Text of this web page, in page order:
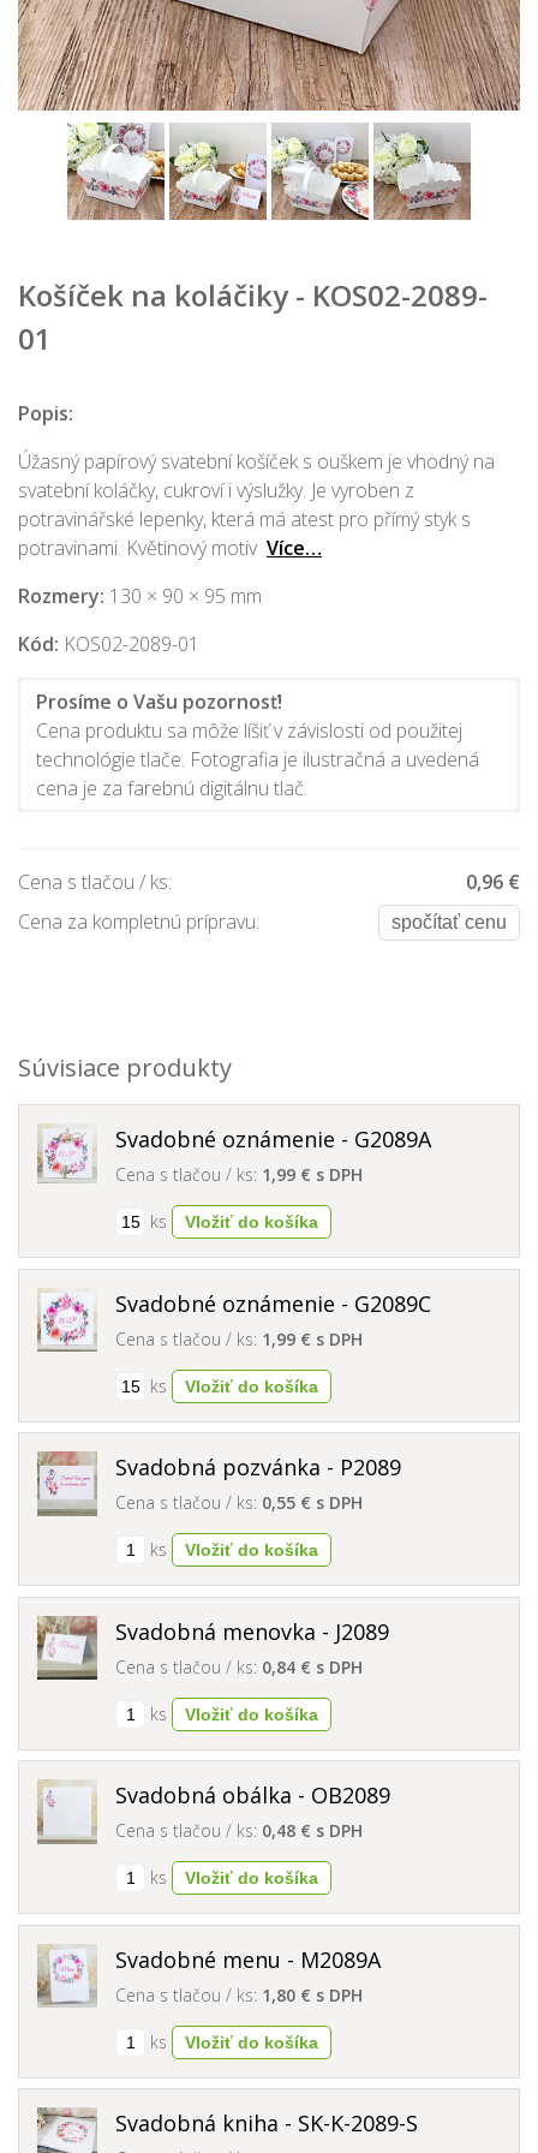
Košíček na koláčiky - KOS02-2089-
01
Popis:
Úžasný papírový svatební košíček s ouškem je vhodný na
svatební koláčky, cukroví i výslužky. Je vyroben z
potravinářské lepenky, která má atest pro přímý styk s
potravinami. Květinový motiv Více…
Rozmery: 130 × 90 × 95 mm
Kód: KOS02-2089-01
Prosíme o Vašu pozornosť!
Cena produktu sa môže líšiť v závislosti od použitej
technológie tlače. Fotografia je ilustračná a uvedená
cena je za farebnú digitálnu tlač.
Cena s tlačou / ks:
0,96 €
Cena za kompletnú prípravu:
spočítať cenu
Súvisiace produkty
Svadobné oznámenie - G2089A
Cena s tlačou / ks: 1,99 € s DPH
ks
Svadobné oznámenie - G2089C
Cena s tlačou / ks: 1,99 € s DPH
ks
Svadobná pozvánka - P2089
Cena s tlačou / ks: 0,55 € s DPH
ks
Svadobná menovka - J2089
Cena s tlačou / ks: 0,84 € s DPH
ks
Svadobná obálka - OB2089
Cena s tlačou / ks: 0,48 € s DPH
ks
Svadobné menu - M2089A
Cena s tlačou / ks: 1,80 € s DPH
ks
Svadobná kniha - SK-K-2089-S